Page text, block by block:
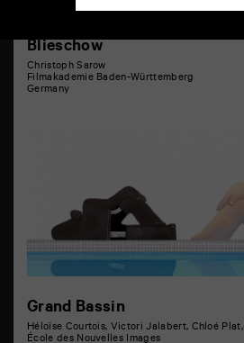
Blieschow
Christoph Sarow
Filmakademie Baden-Württemberg
Germany
Grand Bassin
Héloïse Courtois, Victori Jalabert, Chloé
École des Nouvelles Images